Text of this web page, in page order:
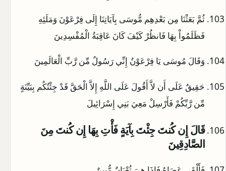
ثُمَّ بَعَثْنَا مِن بَعْدِهِم مُّوسَى بِآيَاتِنَا إِلَى فِرْعَوْنَ وَمَلَئِهِ
فَظَلَمُواْ بِهَا فَانظُرْ كَيْفَ كَانَ عَاقِبَةُ الْمُفْسِدِينَ
وَقَالَ مُوسَى يَا فِرْعَوْنُ إِنِّي رَسُولٌ مِّن رَّبِّ الْعَالَمِينَ
حَقِيقٌ عَلَى أَن لاَّ أَقُولَ عَلَى اللَّهِ إِلاَّ الْحَقَّ قَدْ جِئْتُكُم بِبَيِّنَةٍ
مِّن رَّبِّكُمْ فَأَرْسِلْ مَعِيَ بَنِي إِسْرَائِيلَ
قَالَ إِن كُنتَ جِئْتَ بِآيَةٍ فَأْتِ بِهَا إِن كُنتَ مِنَ
الصَّادِقِينَ